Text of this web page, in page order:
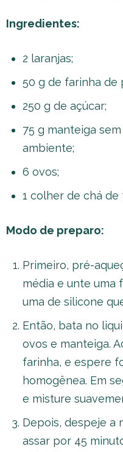
Ingredientes:
2 laranjas;
50 g de farinha de
250 g de açúcar;
75 g manteiga
ambiente;
6 ovos;
1 colher de chá
Modo de preparo:
Primeiro, pré-
média e unte uma
uma de silicone
Então, bata no
ovos e manteiga.
farinha, e espere
homogênea. Em
e misture
Depois, despeje a
assar por 45